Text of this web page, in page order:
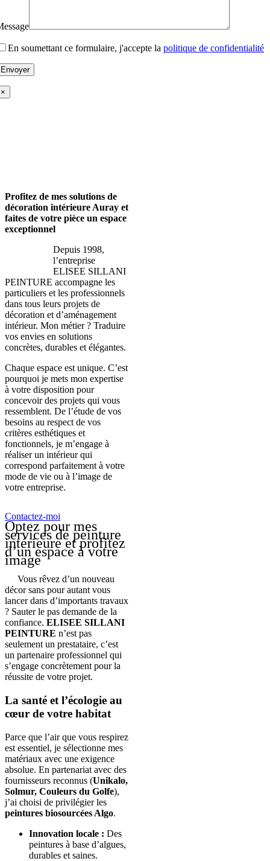
En soumettant ce formulaire, j'accepte la politique de confidentialité
×
Profitez de mes solutions de
décoration intérieure Auray et
faites de votre pièce un espace
exceptionnel
Depuis 1998,
l’entreprise
ELISEE SILLANI
PEINTURE accompagne les
particuliers et les professionnels
dans tous leurs projets de
décoration et d’aménagement
intérieur. Mon métier ? Traduire
vos envies en solutions
concrètes, durables et élégantes.
Chaque espace est unique. C’est
pourquoi je mets mon expertise
à votre disposition pour
concevoir des projets qui vous
ressemblent. De l’étude de vos
besoins au respect de vos
critères esthétiques et
fonctionnels, je m’engage à
réaliser un intérieur qui
correspond parfaitement à votre
mode de vie ou à l’image de
votre entreprise.
Contactez-moi
Optez pour mes
services de peinture
intérieure et profitez
d’un espace à votre
image
Vous rêvez d’un nouveau
décor sans pour autant vous
lancer dans d’importants travaux
? Sauter le pas demande de la
confiance. ELISEE SILLANI
PEINTURE n’est pas
seulement un prestataire, c’est
un partenaire professionnel qui
s’engage concrètement pour la
réussite de votre projet.
La santé et l’écologie au
cœur de votre habitat
Parce que l’air que vous respirez
est essentiel, je sélectionne mes
matériaux avec une exigence
absolue. En partenariat avec des
fournisseurs reconnus (Unikalo,
Solmur, Couleurs du Golfe),
j’ai choisi de privilégier les
peintures biosourcées Algo.
Innovation locale : Des
peintures à base d’algues,
durables et saines.